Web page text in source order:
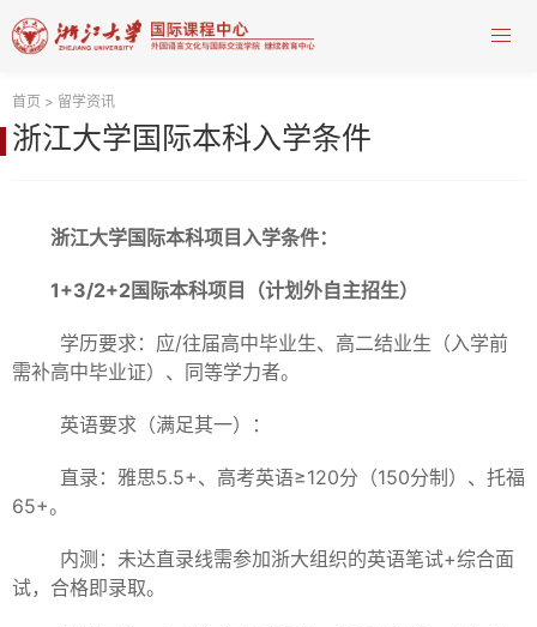
首页 > 留学资讯
浙江大学国际本科入学条件
浙江大学国际本科项目入学条件：
1+3/2+2国际本科项目（计划外自主招生）
学历要求：应/往届高中毕业生、高二结业生（入学前
需补高中毕业证）、同等学力者。
英语要求（满足其一）：
直录：雅思5.5+、高考英语≥120分（150分制）、托福
65+。
内测：未达直录线需参加浙大组织的英语笔试+综合面
试，合格即录取。